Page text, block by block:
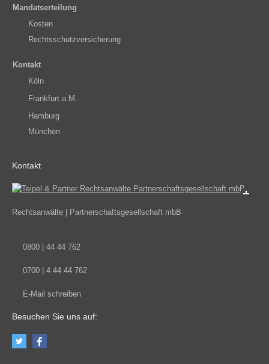
Mandatserteilung
Kosten
Rechtsschutzversicherung
Kontakt
Köln
Frankfurt a.M.
Hamburg
München
Kontakt
Rechtsanwälte | Partnerschaftsgesellschaft mbB
0800 | 44 44 762
0700 | 4 44 44 762
E-Mail schreiben
Besuchen Sie uns auf: